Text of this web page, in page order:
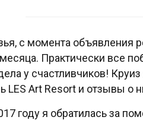
с момента объявления
Практически все
у счастливчиков!
LES Art Resort и отзывы о
году я обратилась за